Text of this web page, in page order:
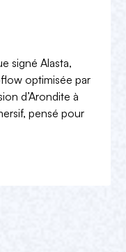
signé Alasta,
optimisée par
d’Arondite à
pensé pour